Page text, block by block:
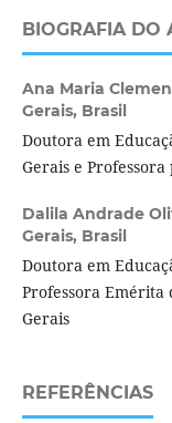
BIOGRAFIA DO
Ana Maria
Gerais, Brasil
Doutora em
Gerais e
Dalila Andrade
Gerais, Brasil
Doutora em
Professora Emérita
Gerais
REFERÊNCIAS